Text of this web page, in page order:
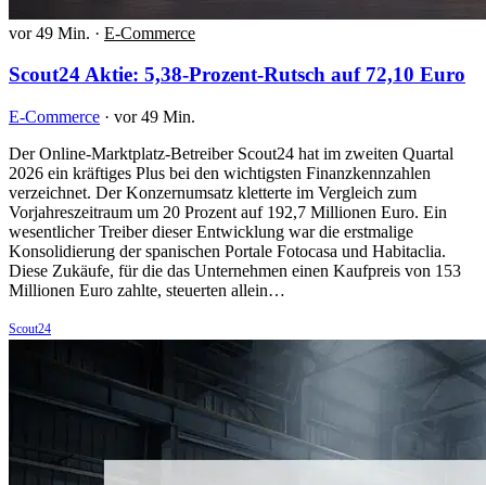
vor 49 Min. · E-Commerce
Scout24 Aktie: 5,38-Prozent-Rutsch auf 72,10 Euro
E-Commerce · vor 49 Min.
Der Online-Marktplatz-Betreiber Scout24 hat im zweiten Quartal
2026 ein kräftiges Plus bei den wichtigsten Finanzkennzahlen
verzeichnet. Der Konzernumsatz kletterte im Vergleich zum
Vorjahreszeitraum um 20 Prozent auf 192,7 Millionen Euro. Ein
wesentlicher Treiber dieser Entwicklung war die erstmalige
Konsolidierung der spanischen Portale Fotocasa und Habitaclia.
Diese Zukäufe, für die das Unternehmen einen Kaufpreis von 153
Millionen Euro zahlte, steuerten allein…
Scout24